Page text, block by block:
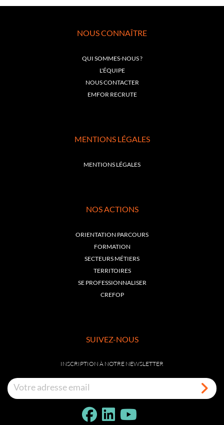
NOUS CONNAÎTRE
QUI SOMMES-NOUS ?
L'ÉQUIPE
NOUS CONTACTER
EMFOR RECRUTE
MENTIONS LÉGALES
MENTIONS LÉGALES
NOS ACTIONS
ORIENTATION PARCOURS
FORMATION
SECTEURS MÉTIERS
TERRITOIRES
SE PROFESSIONNALISER
CREFOP
SUIVEZ-NOUS
INSCRIPTION À NOTRE NEWSLETTER